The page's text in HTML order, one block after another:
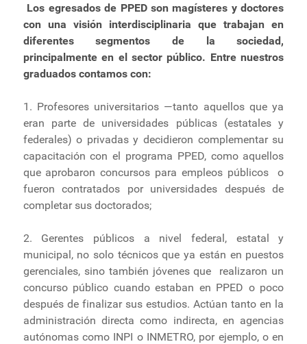
Ministério da Ciência, Tecnologia, Inovações e
Ministério do Meio Ambiente
Ministério do Turismo
Controladoria-Geral da União
Ministério da Mulher, da Família e dos Direitos Humanos
Secretaria-Geral
Secretaria de Governo
Gabinete de Segurança Institucional
Advocacia-Geral da União
Planalto
Los egresados de PPED son magísteres y doctores
con una visión interdisciplinaria que trabajan en
diferentes segmentos de la sociedad,
principalmente en el sector público. Entre nuestros
graduados contamos con:
1. Profesores universitarios —tanto aquellos que ya
eran parte de universidades públicas (estatales y
federales) o privadas y decidieron complementar su
capacitación con el programa PPED, como aquellos
que aprobaron concursos para empleos públicos o
fueron contratados por universidades después de
completar sus doctorados;
2. Gerentes públicos a nivel federal, estatal y
municipal, no solo técnicos que ya están en puestos
gerenciales, sino también jóvenes que realizaron un
concurso público cuando estaban en PPED o poco
después de finalizar sus estudios. Actúan tanto en la
administración directa como indirecta, en agencias
autónomas como INPI o INMETRO, por ejemplo, o en